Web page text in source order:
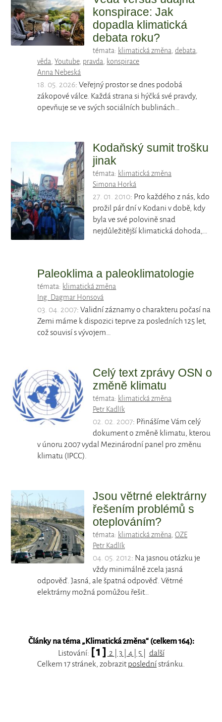
konspirace: Jak
dopadla klimatická
debata roku?
témata: klimatická změna, debata,
věda,Youtube, pravda, konspirace
Anna Nebeská
18. 05. 2026: Veřejný prostor se dnes podobá
zákopové válce. Každá strana si hýčká své pravdy,
opevňuje se ve svých sociálních bublinách…
Kodaňský sumit trošku
jinak
témata: klimatická změna
Simona Horká
27. 01. 2010: Pro každého z nás, kdo
prožil pár dní v Kodani v době, kdy
byla ve své polovině snad
nejdůležitější klimatická dohoda,…
Paleoklima a paleoklimatologie
témata: klimatická změna
Ing. Dagmar Honsová
03. 04. 2007: Validní záznamy o charakteru počasí na
Zemi máme k dispozici teprve za posledních 125 let,
což souvisí s vývojem…
Celý text zprávy OSN o
změně klimatu
témata: klimatická změna
Petr Kadlík
02. 02. 2007: Přinášíme Vám celý
dokument o změně klimatu, kterou
v únoru 2007 vydal Mezinárodní panel pro změnu
klimatu (IPCC).
Jsou větrné elektrárny
řešením problémů s
oteplováním?
témata: klimatická změna OZE
Petr Kadlík
04. 05. 2012: Na jasnou otázku je
vždy minimálně zcela jasná
odpověď. Jasná, ale špatná odpověď. Větrné
elektrárny možná pomůžou řešit…
Články na téma „Klimatická změna“ (celkem 164):
Listování: [ 1 ] 2 3 4 5
další
Celkem 17 stránek, zobrazitposlednístránku.